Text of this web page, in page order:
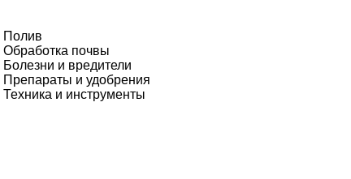
Полив
Обработка почвы
Болезни и вредители
Препараты и удобрения
Техника и инструменты